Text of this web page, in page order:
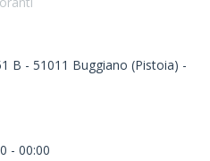
B - 51011 Buggiano (Pistoia) -
- 00:00